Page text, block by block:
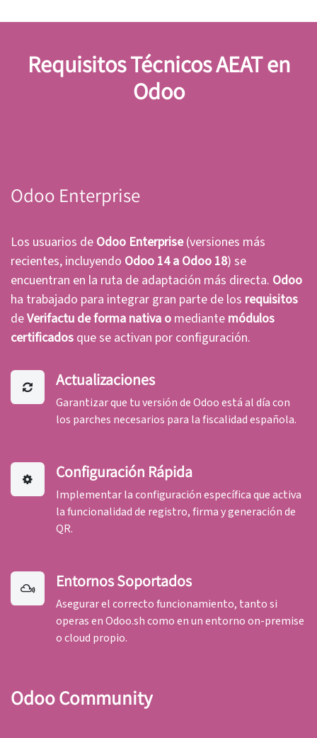
Requisitos Técnicos AEAT en
Odoo
Odoo Enterprise
Los usuarios de Odoo Enterprise(versiones más
recientes, incluyendo Odoo 14 a Odoo 18) se
encuentran en la ruta de adaptación más directa. Odoo
ha trabajado para integrar gran parte de los requisitos
deVerifactu de forma nativa o mediante módulos
certificados que se activan por configuración.
Actualizaciones
Garantizar que tu versión de Odoo está al día con
los parches necesarios para la fiscalidad española.
Configuración Rápida
Implementar la configuración específica que activa
la funcionalidad de registro, firma y generación de
QR.
Entornos Soportados
Asegurar el correcto funcionamiento, tanto si
operas en Odoo.sh como en un entorno on-premise
o cloud propio.
Odoo Community